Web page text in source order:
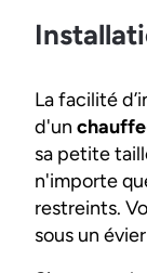
La facilité
d'un
sa petite
n'importe
restreints.
sous un